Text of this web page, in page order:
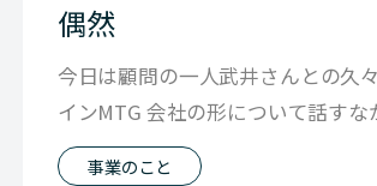
偶然
今日は顧問の一人武井さんとの久
インMTG 会社の形について話すな
さんの一言が胸に 「廣田さんは どう
事業のこと